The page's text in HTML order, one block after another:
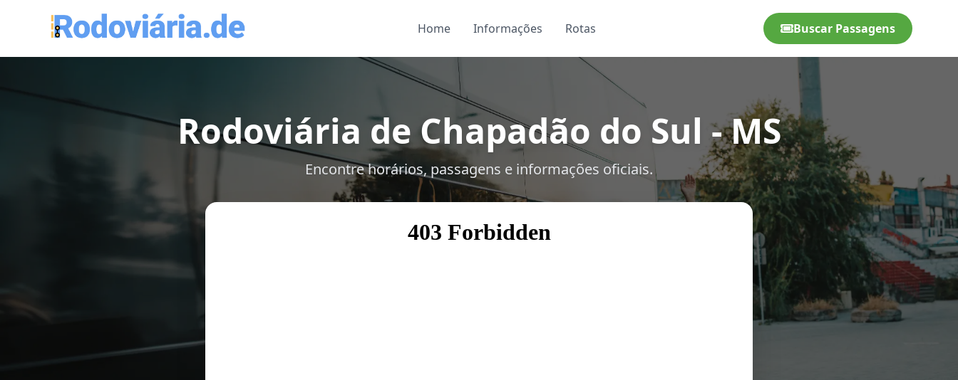
Home Informações Rotas Buscar Passagens
Rodoviária de Chapadão do Sul - MS
Encontre horários, passagens e informações oficiais.